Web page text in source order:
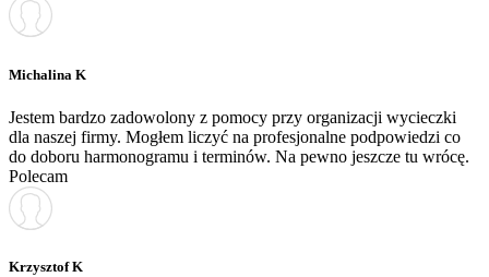
Michalina K
Jestem bardzo zadowolony z pomocy przy organizacji wycieczki
dla naszej firmy. Mogłem liczyć na profesjonalne podpowiedzi co
do doboru harmonogramu i terminów. Na pewno jeszcze tu wrócę.
Polecam
Krzysztof K